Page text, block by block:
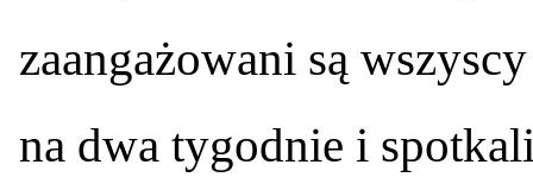
zaangażowani są
na dwa tygodnie i